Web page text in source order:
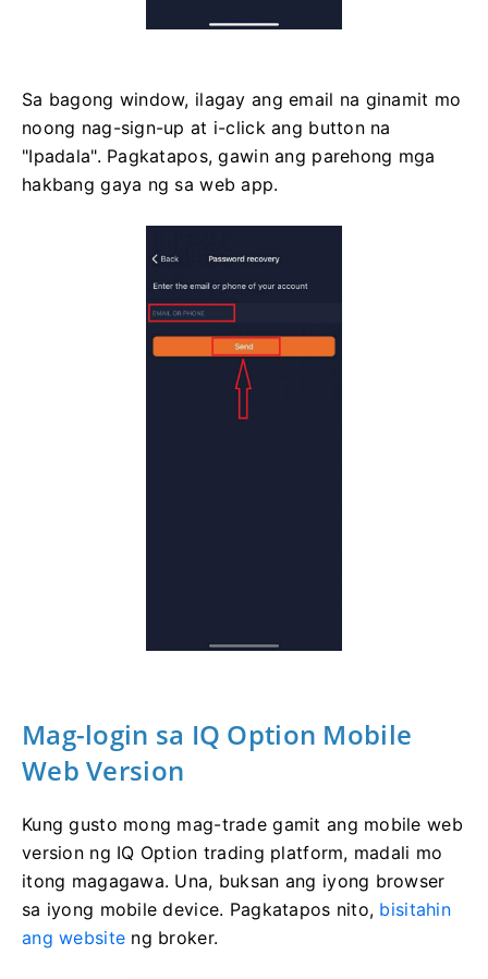
Sa bagong window, ilagay ang email na ginamit mo
noong nag-sign-up at i-click ang button na
"Ipadala". Pagkatapos, gawin ang parehong mga
hakbang gaya ng sa web app.
Mag-login sa IQ Option Mobile
Web Version
Kung gusto mong mag-trade gamit ang mobile web
version ng IQ Option trading platform, madali mo
itong magagawa. Una, buksan ang iyong browser
sa iyong mobile device. Pagkatapos nito, bisitahin
ang website ng broker.